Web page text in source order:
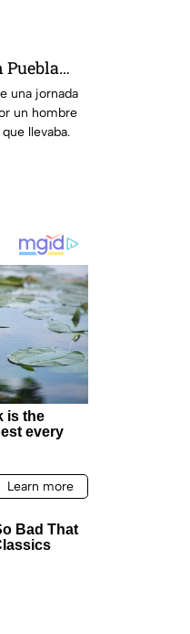
Puebla
una jornada
un hombre
llevaba.